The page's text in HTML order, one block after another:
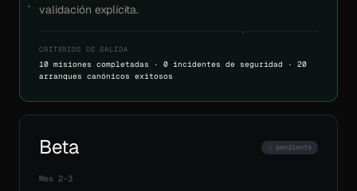
validación explícita.
CRITERIOS DE SALIDA
10 misiones completadas · 0 incidentes de seguridad · 20
arranques canónicos exitosos
Beta ○ pendiente
Mes 2–3